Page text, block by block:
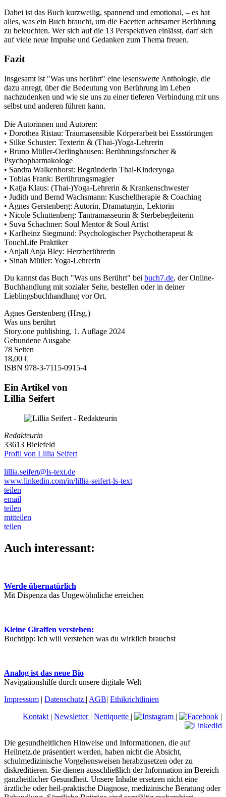
Dabei ist das Buch kurzweilig, spannend und emotional, – es hat
alles, was ein Buch braucht, um die Facetten achtsamer Berührung
zu beleuchten. Wer sich auf die 13 Perspektiven einlässt, darf sich
auf viele neue Impulse und Gedanken zum Thema freuen.
Fazit
Insgesamt ist "Was uns berührt" eine lesenswerte Anthologie, die
dazu anregt, über die Bedeutung von Berührung im Leben
nachzudenken und wie sie uns zu einer tieferen Verbindung mit uns
selbst und anderen führen kann.
Die Autorinnen und Autoren:
• Dorothea Ristau: Traumasensible Körperarbeit bei Essstörungen
• Silke Schuster: Texterin & (Thai-)Yoga-Lehrerin
• Bruno Müller-Oerlinghausen: Berührungsforscher &
Psychopharmakologe
• Sandra Walkenhorst: Begründerin Thai-Kinderyoga
• Tobias Frank: Berührungsmagier
• Katja Klaus: (Thai-)Yoga-Lehrerin & Krankenschwester
• Judith und Bernd Wachsmann: Kuscheltherapie & Coaching
• Agnes Gerstenberg: Autorin, Dramaturgin, Lektorin
• Nicole Schuttenberg: Tantramasseurin & Sterbebegleiterin
• Suva Schachner: Soul Mentor & Soul Artist
• Karlheinz Siegmund: Psychologischer Psychotherapeut &
TouchLife Praktiker
• Anjali Anja Bley: Herzberührerin
• Sinah Müller: Yoga-Lehrerin
Du kannst das Buch "Was uns Berührt" bei buch7.de, der Online-
Buchhandlung mit sozialer Seite, bestellen oder in deiner
Lieblingsbuchhandlung vor Ort.
Agnes Gerstenberg (Hrsg.)
Was uns berührt
Story.one publishing, 1. Auflage 2024
Gebundene Ausgabe
78 Seiten
18,00 €
ISBN 978-3-7115-0915-4
Ein Artikel von
Lillia Seifert
Redakteurin
33613 Bielefeld
Profil von Lillia Seifert
lillia.seifert@ls-text.de
www.linkedin.com/in/lillia-seifert-ls-text
teilen
email
teilen
mitteilen
teilen
Auch interessant:
Werde übernatürlich
Mit Dispenza das Ungewöhnliche erreichen
Kleine Giraffen verstehen:
Buchtipp: Ich will verstehen was du wirklich brauchst
Analog ist das neue Bio
Navigationshilfe durch unsere digitale Welt
Impressum
Datenschutz AGB Ethikrichtlinien
Kontakt Newsletter Nettiquette
Die gesundheitlichen Hinweise und Informationen, die auf
Heilnetz.de präsentiert werden, haben nicht die Absicht,
schulmedizinische Vorgehensweisen herabzusetzen oder zu
diskreditieren. Sie dienen ausschließlich der Information im Bereich
ganzheitlicher Gesundheit. Unsere Inhalte ersetzen nicht eine
ärztliche oder heil-praktische Diagnose, medizinische Beratung oder